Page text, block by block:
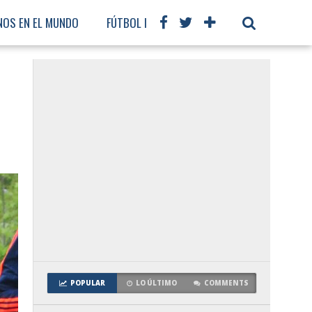
EN EL MUNDO FÚTBOL INTERNACIONAL
POPULAR LO ÚLTIMO COMMENTS